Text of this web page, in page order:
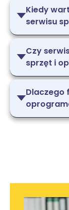
Kiedy
serwisu
Czy
sprzęt i
Dlaczego